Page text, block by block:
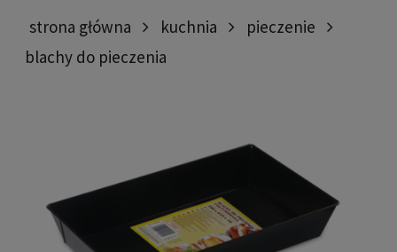
strona główna kuchnia
pieczenie
blachy do pieczenia